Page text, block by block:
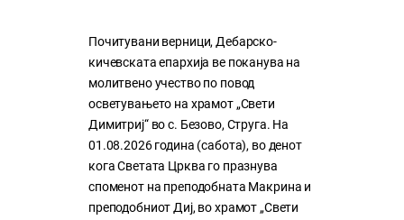
Почитувани верници, Дебарско-
кичевската епархија ве поканува на
молитвено учество по повод
осветувањето на храмот „Свети
Димитриј“ во с. Безово, Струга. На
01.08.2026 година (сабота), во денот
кога Светата Црква го празнува
споменот на преподобната Макрина и
преподобниот Диј, во храмот „Свети